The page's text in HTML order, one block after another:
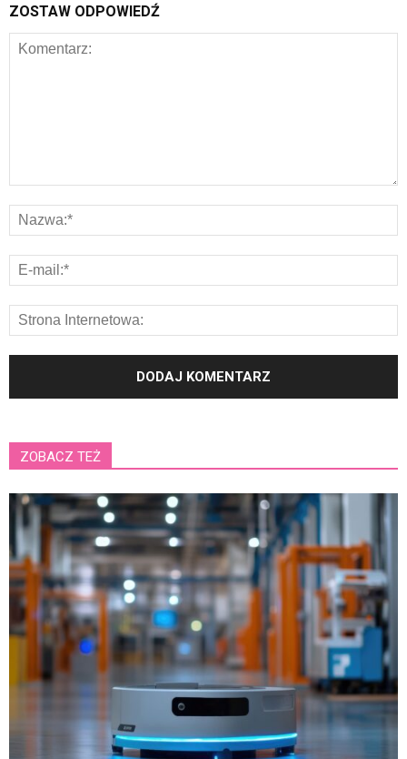
ZOSTAW ODPOWIEDŹ
ZOBACZ TEŻ